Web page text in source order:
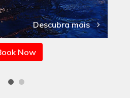
Descubra mais
Now